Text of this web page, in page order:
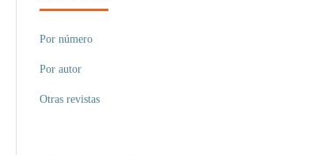
Por número
Por autor
Otras revistas